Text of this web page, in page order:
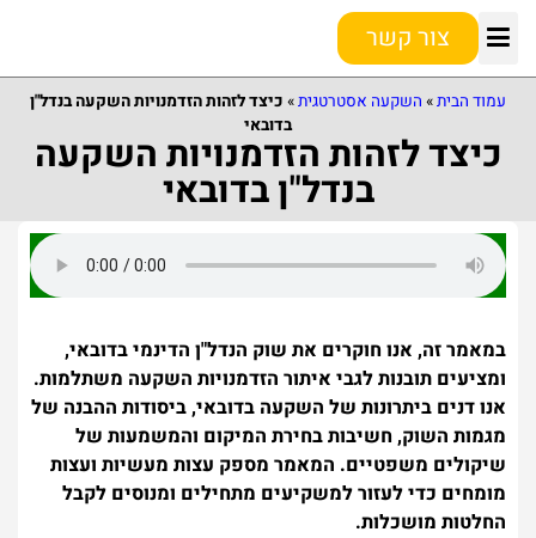
צור קשר
עמוד הבית» השקעה אסטרטגית» כיצד לזהות הזדמנויות השקעה בנדל"ן
בדובאי
כיצד לזהות הזדמנויות השקעה
בנדל"ן בדובאי
במאמר זה, אנו חוקרים את שוק הנדל"ן הדינמי בדובאי,
ומציעים תובנות לגבי איתור הזדמנויות השקעה משתלמות.
אנו דנים ביתרונות של השקעה בדובאי, ביסודות ההבנה של
מגמות השוק, חשיבות בחירת המיקום והמשמעות של
שיקולים משפטיים. המאמר מספק עצות מעשיות ועצות
מומחים כדי לעזור למשקיעים מתחילים ומנוסים לקבל
החלטות מושכלות.